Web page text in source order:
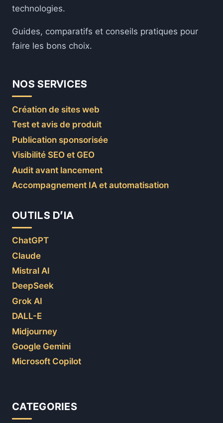
technologies.
Guides, comparatifs et conseils pratiques pour
faire les bons choix.
NOS SERVICES
Création de sites web
Test et avis de produit
Publication sponsorisée
Visibilité SEO et GEO
Audit avant lancement
Accompagnement IA et automatisation
OUTILS D’IA
ChatGPT
Claude
Mistral AI
DeepSeek
Grok AI
DALL-E
Midjourney
Google Gemini
Microsoft Copilot
CATEGORIES